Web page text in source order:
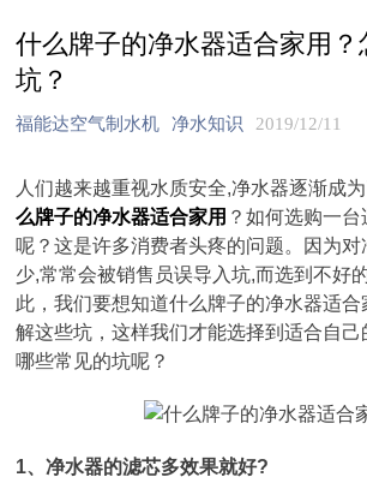
什么牌子的净水器适合家用？
坑？
福能达空气制水机 净水知识 2019/12/11
人们越来越重视水质安全,净水器逐渐成
么牌子的净水器适合家用 ？如何选购一
呢？这是许多消费者头疼的问题。因为
少,常常会被销售员误导入坑,而选到不好
此，我们要想知道什么牌子的净水器适合
解这些坑，这样我们才能选择到适合自
哪些常见的坑呢？
1、净水器的滤芯多效果就好?